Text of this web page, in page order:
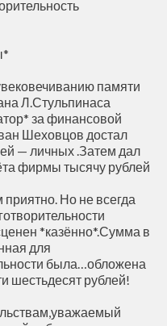
памяти
Л.Стульпинаса
за финансовой
Шеховцов достал
— личных .Затем дал
фирмы тысячу рублей
Но не всегда
*казённо*.Сумма в
для
была…обложена
шестьдесят рублей!